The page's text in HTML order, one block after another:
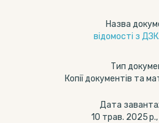
Назва
відомості з
Тип
Копії документів та
Дата
10 трав. 2025 р.,